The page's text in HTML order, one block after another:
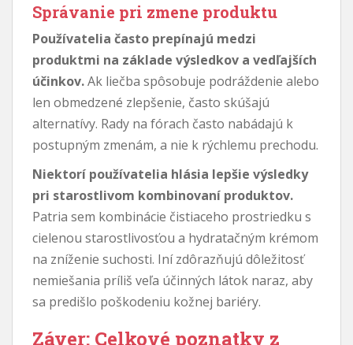
Správanie pri zmene produktu
Používatelia často prepínajú medzi
produktmi na základe výsledkov a vedľajších
účinkov.Ak liečba spôsobuje podráždenie alebo
len obmedzené zlepšenie, často skúšajú
alternatívy. Rady na fórach často nabádajú k
postupným zmenám, a nie k rýchlemu prechodu.
Niektorí používatelia hlásia lepšie výsledky
pri starostlivom kombinovaní produktov.
Patria sem kombinácie čistiaceho prostriedku s
cielenou starostlivosťou a hydratačným krémom
na zníženie suchosti. Iní zdôrazňujú dôležitosť
nemiešania príliš veľa účinných látok naraz, aby
sa predišlo poškodeniu kožnej bariéry.
Záver: Celkové poznatky z